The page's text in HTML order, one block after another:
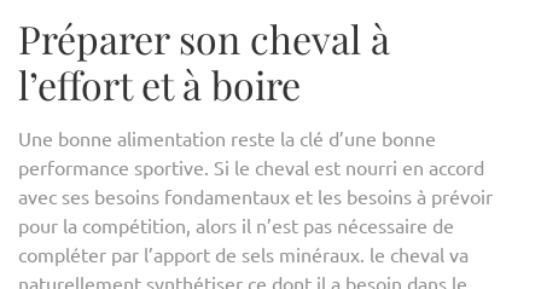
Préparer son cheval à
l’effort et à boire
Une bonne alimentation reste la clé d’une bonne
performance sportive. Si le cheval est nourri en accord
avec ses besoins fondamentaux et les besoins à prévoir
pour la compétition, alors il n’est pas nécessaire de
compléter par l’apport de sels minéraux. le cheval va
naturellement synthétiser ce dont il a besoin dans le